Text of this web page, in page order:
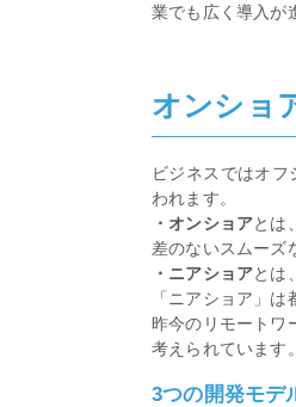
業でも広く導入が
オンショ
ビジネスではオ
われます。
・オンショアとは
差のないスムーズ
・ニアショアとは
「ニアショア」
昨今のリモートワ
考えられています。
3つの開発モデ